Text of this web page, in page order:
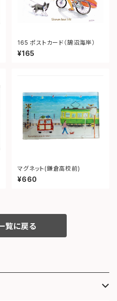
165 ポストカード（鵠沼海岸）
¥165
マグネット(鎌倉高校前)
¥660
覧に戻る